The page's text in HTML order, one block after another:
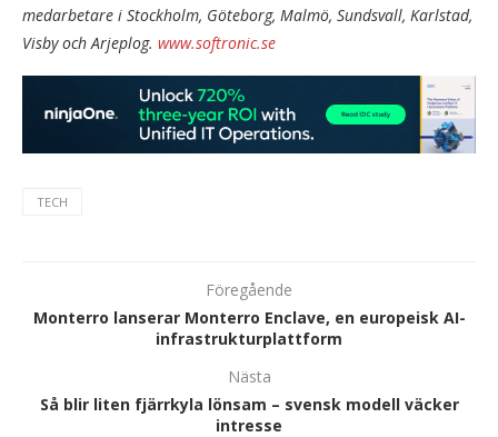
medarbetare i Stockholm, Göteborg, Malmö, Sundsvall, Karlstad,
Visby och Arjeplog. www.softronic.se
TECH
Föregående
Monterro lanserar Monterro Enclave, en europeisk AI-
infrastrukturplattform
Nästa
Så blir liten fjärrkyla lönsam – svensk modell väcker
intresse